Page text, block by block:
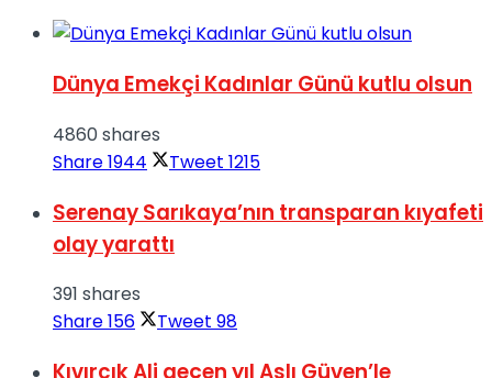
Dünya Emekçi Kadınlar Günü kutlu olsun
4860 shares
Share1944 Tweet 1215
Serenay Sarıkaya’nın transparan kıyafeti
olay yarattı
391 shares
Share156 Tweet 98
Kıvırcık Ali geçen yıl Aslı Güven’le